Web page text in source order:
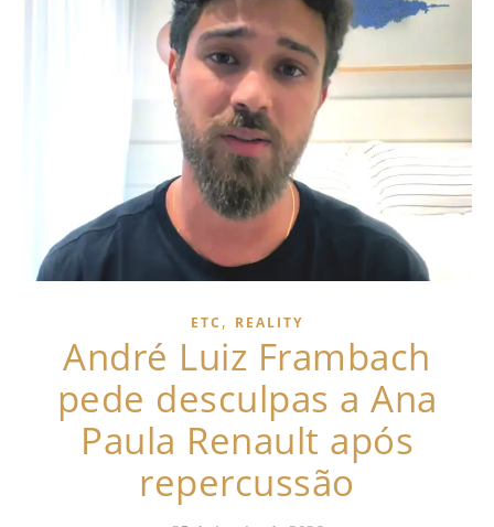
ETC , REALITY
André Luiz Frambach
pede desculpas a Ana
Paula Renault após
repercussão